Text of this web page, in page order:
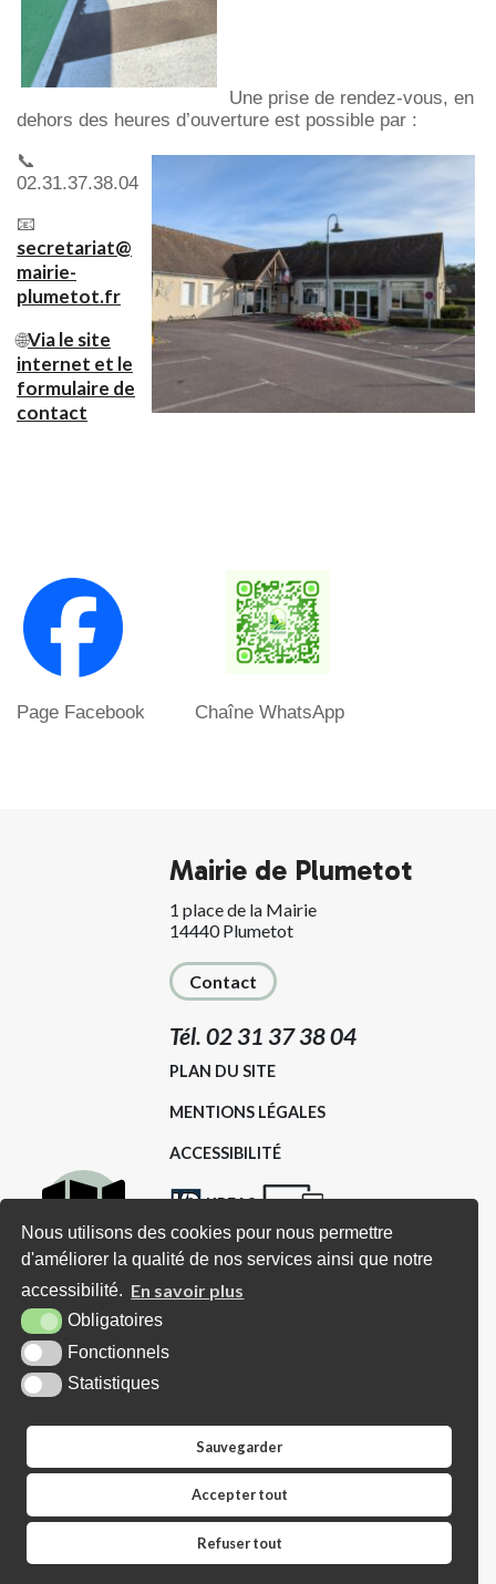
Nous utilisons des cookies pour nous permettre
d'améliorer la qualité de nos services ainsi que notre
accessibilité. En savoir plus
Obligatoires
Fonctionnels
Statistiques
Sauvegarder
Accepter tout
Refuser tout
Une prise de rendez-vous, en
dehors des heures d’ouverture est possible par :
📞
02.31.37.38.04
📧
secretariat@
mairie-
plumetot.fr
🌐Via le site
internet et le
formulaire de
contact
Page Facebook Chaîne WhatsApp
Carte
interactive
Mairie de Plumetot
1 place de la Mairie
14440 Plumetot
Contact
Tél. 02 31 37 38 04
PLAN DU SITE
MENTIONS LÉGALES
ACCESSIBILITÉ
KREA3
Horaires d'ouverture
RDV)
Mercredi : Uniquement sur RDV
Jeudi : de 10h00 à 12h30
Vendredi : Sur RDV (avec Madame
le Mairie et/ou Adjoints)